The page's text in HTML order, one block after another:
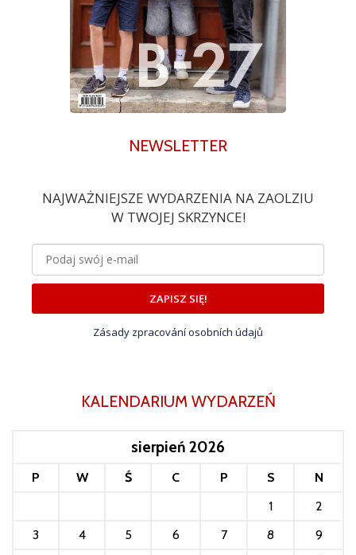
NEWSLETTER
NAJWAŻNIEJSZE WYDARZENIA NA ZAOLZIU
W TWOJEJ SKRZYNCE!
ZAPISZ SIĘ!
Zásady zpracování osobních údajů
KALENDARIUM WYDARZEŃ
sierpień 2026
P W Ś C P S
N
1
2
3
4 5 6 7 8
9